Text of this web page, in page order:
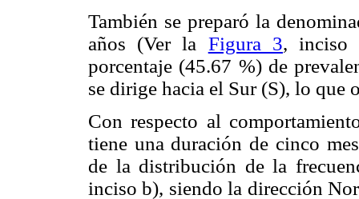
También se preparó la
años (Ver la Figura 3, inciso
porcentaje (45.67 %) de
se dirige hacia el Sur (S), lo que
Con respecto al
tiene una duración de cinco
de la distribución de la
inciso b), siendo la dirección